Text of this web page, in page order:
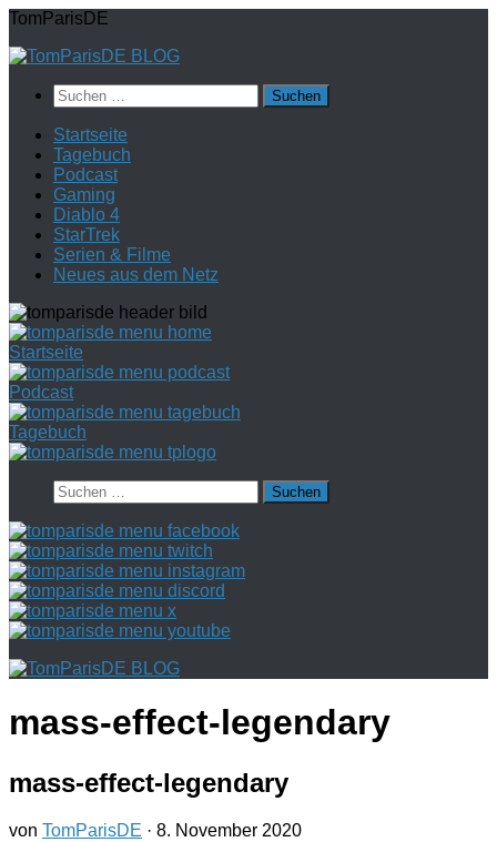
Zum
springen
TomParisDE
Suchen
nach:
Startseite
Tagebuch
Podcast
Gaming
Diablo 4
StarTrek
Serien & Filme
Neues aus dem Netz
Startseite
Podcast
Tagebuch
Suchen
nach:
mass-effect-legendary
mass-effect-legendary
von TomParisDE · 8. November 2020